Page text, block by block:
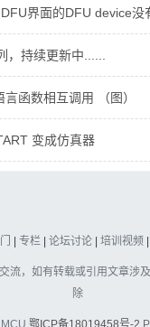
界面的DFU device没
持续更新中......
函数相互调用 （图）
变成仿真器
| 专栏 | 论坛讨论 | 培训视频 |
流，如有转载或引用文章涉
除
鄂ICP备18019458号-2